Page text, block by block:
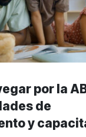
por la
de
y